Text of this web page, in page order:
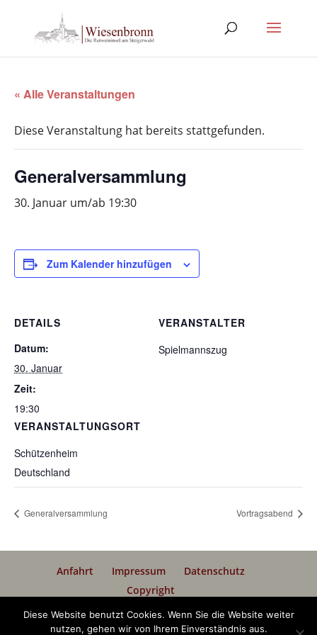
« Alle Veranstaltungen
Diese Veranstaltung hat bereits stattgefunden.
Generalversammlung
30. Januar um/ab 19:30
Zum Kalender hinzufügen
DETAILS
Datum:
30. Januar
Zeit:
19:30
VERANSTALTUNGSORT
Schützenheim
Deutschland
VERANSTALTER
Spielmannszug
Generalversammlung Vortragsabend
Anfahrt Impressum
Datenschutz
Copyright
Designed byElegant Themes| Powered by
Diese Website benutzt Cookies. Wenn Sie die Website weiter
nutzen, gehen wir von Ihrem Einverständnis aus.